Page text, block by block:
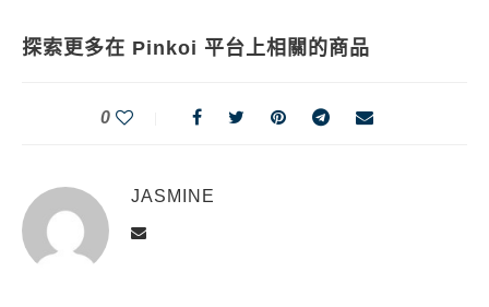
探索更多在 Pinkoi 平台上相關的商品
0
JASMINE